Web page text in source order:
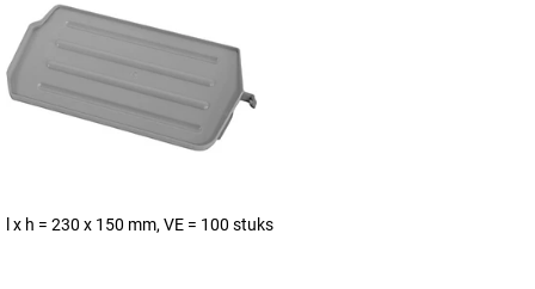
l x h = 230 x 150 mm, VE = 100 stuks